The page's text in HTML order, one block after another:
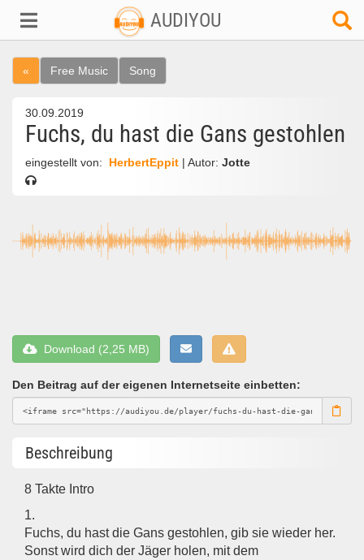
AUDIYOU
« Free Music Song
30.09.2019
Fuchs, du hast die Gans gestohlen
eingestellt von: HerbertEppit | Autor: Jotte
Download (2,25 MB)
Den Beitrag auf der eigenen Internetseite einbetten:
Beschreibung
8 Takte Intro
1.
Fuchs, du hast die Gans gestohlen, gib sie wieder her.
Sonst wird dich der Jäger holen, mit dem